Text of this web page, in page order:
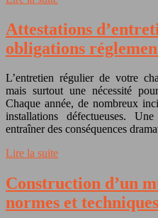
Attestations
obligations
L’entretien régulier de votre
mais surtout une nécessité
Chaque année, de nombreux
installations défectueuses.
entraîner des conséquences
Lire la suite
Construction d’un
normes et techniques